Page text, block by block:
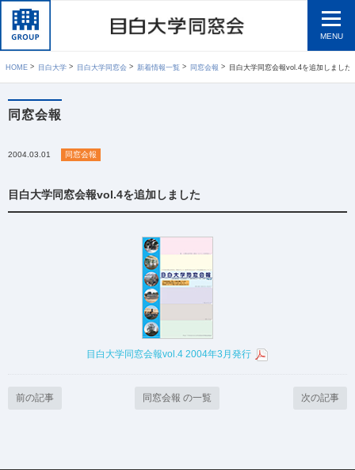
MENU
HOME 目白大学 目白大学同窓会 新着情報一覧 同窓会報 目白大学同窓会報vol.4を追加しました
同窓会報
2004.03.01 同窓会報
目白大学同窓会報vol.4を追加しました
目白大学同窓会報vol.4 2004年3月発行
前の記事 同窓会報 の一覧 次の記事